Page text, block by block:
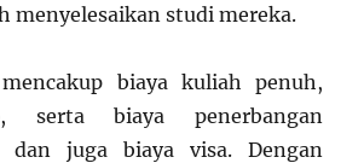
menyelesaikan studi mereka.
biaya kuliah penuh,
serta biaya penerbangan
dan juga biaya visa. Dengan